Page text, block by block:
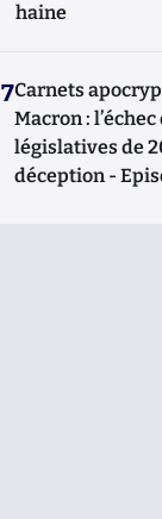
haine
7Carnets
Macron :
législatives de
déception -